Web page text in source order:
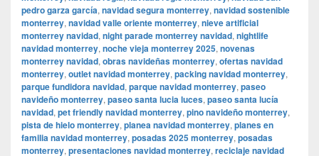
pedro garza garcía, navidad segura monterrey, navidad sostenible
monterrey, navidad valle oriente monterrey, nieve artificial
monterrey navidad, night parade monterrey navidad, nightlife
navidad monterrey, noche vieja monterrey 2025, novenas
monterrey navidad, obras navideñas monterrey, ofertas navidad
monterrey, outlet navidad monterrey, packing navidad monterrey,
parque fundidora navidad, parque navidad monterrey, paseo
navideño monterrey, paseo santa lucia luces, paseo santa lucía
navidad, pet friendly navidad monterrey, pino navideño monterrey,
pista de hielo monterrey, planea navidad monterrey, planes en
familia navidad monterrey, posadas 2025 monterrey, posadas
monterrey, presentaciones navidad monterrey, reciclaje navidad